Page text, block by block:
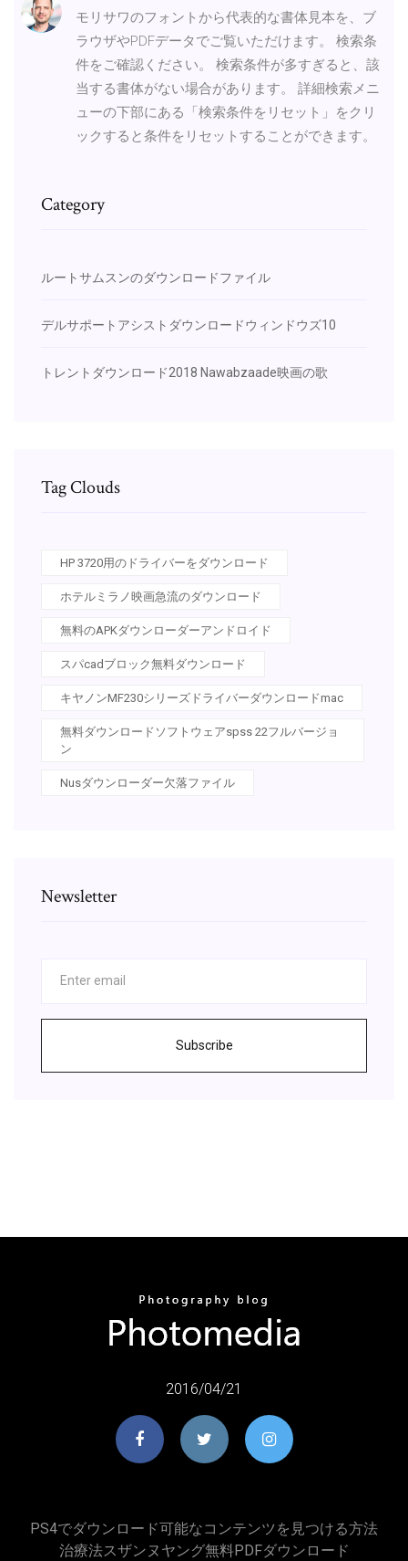
モリサワのフォントから代表的な書体見本を、ブ
ラウザやPDFデータでご覧いただけます。 検索条
件をご確認ください。 検索条件が多すぎると、該
当する書体がない場合があります。 詳細検索メニ
ューの下部にある「検索条件をリセット」をクリ
ックすると条件をリセットすることができます。
Category
ルートサムスンのダウンロードファイル
デルサポートアシストダウンロードウィンドウズ10
トレントダウンロード2018 Nawabzaade映画の歌
Tag Clouds
HP 3720用のドライバーをダウンロード
ホテルミラノ映画急流のダウンロード
無料のAPKダウンローダーアンドロイド
スパcadブロック無料ダウンロード
キヤノンMF230シリーズドライバーダウンロードmac
無料ダウンロードソフトウェアspss 22フルバージョ
ン
Nusダウンローダー欠落ファイル
Newsletter
Subscribe
2016/04/21
PS4でダウンロード可能なコンテンツを見つける方法
治療法スザンヌヤング無料PDFダウンロード